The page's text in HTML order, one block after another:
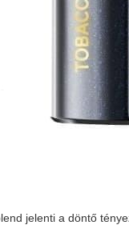
jelenti a döntő